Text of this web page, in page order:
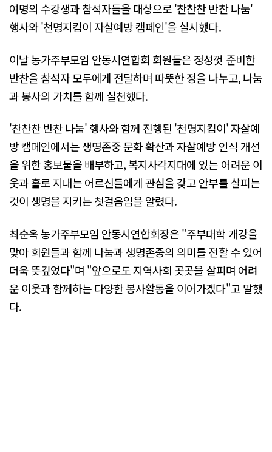
여명의 수강생과 참석자들을 대상으로 '찬찬찬 반찬 나눔'
행사와 '천명지킴이 자살예방 캠페인'을 실시했다.
이날 농가주부모임 안동시연합회 회원들은 정성껏 준비한
반찬을 참석자 모두에게 전달하며 따뜻한 정을 나누고, 나눔
과 봉사의 가치를 함께 실천했다.
'찬찬찬 반찬 나눔' 행사와 함께 진행된 '천명지킴이' 자살예
방 캠페인에서는 생명존중 문화 확산과 자살예방 인식 개선
을 위한 홍보물을 배부하고, 복지사각지대에 있는 어려운 이
웃과 홀로 지내는 어르신들에게 관심을 갖고 안부를 살피는
것이 생명을 지키는 첫걸음임을 알렸다.
최순옥 농가주부모임 안동시연합회장은 "주부대학 개강을
맞아 회원들과 함께 나눔과 생명존중의 의미를 전할 수 있어
더욱 뜻깊었다"며 "앞으로도 지역사회 곳곳을 살피며 어려
운 이웃과 함께하는 다양한 봉사활동을 이어가겠다"고 말했
다.